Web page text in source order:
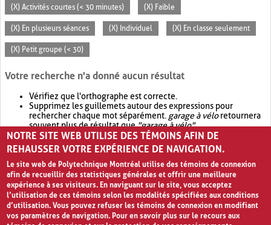
(X) Activités courtes (< 30 minutes) (X) Faible
(X) En plusieurs séances (X) Individuel (X) En classe seulement
(X) Petit groupe (< 30)
Votre recherche n'a donné aucun résultat
Vérifiez que l'orthographe est correcte.
Supprimez les guillemets autour des expressions pour
rechercher chaque mot séparément. garage à véloretournera
souvent plus de résultat que"garage à vélo".
Envisagez d'élargir votre recherche avec OR.garage OR vélo
retournera souvent plus de résultat quegarage à vélo
NOTRE SITE WEB UTILISE DES TÉMOINS AFIN DE
REHAUSSER VOTRE EXPÉRIENCE DE NAVIGATION.
Le site web de Polytechnique Montréal utilise des témoins de connexion
afin de recueillir des statistiques générales et offrir une meilleure
expérience à ses visiteurs. En naviguant sur le site, vous acceptez
l’utilisation de ces témoins selon les modalités spécifiées aux conditions
d’utilisation. Vous pouvez refuser les témoins de connexion en modifiant
vos paramètres de navigation. Pour en savoir plus sur le recours aux